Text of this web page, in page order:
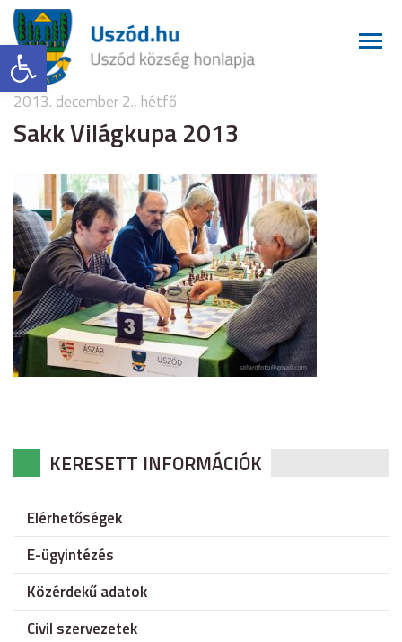
Eszköztár megnyitása
2013. december 2., hétfő
Sakk Világkupa 2013
KERESETT INFORMÁCIÓK
Elérhetőségek
E-ügyintézés
Közérdekű adatok
Civil szervezetek